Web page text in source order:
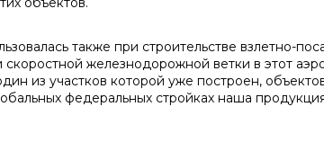
также при строительстве взлетно-
железнодорожной ветки в этот
из участков которой уже построен,
федеральных стройках наша